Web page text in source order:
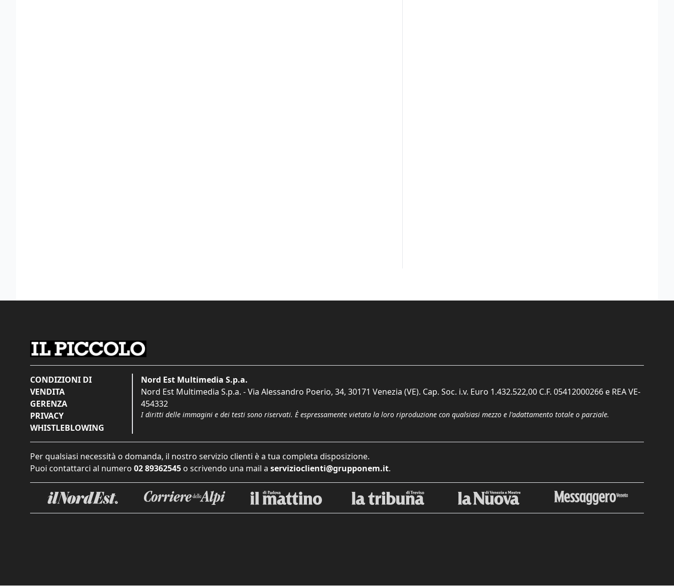
CONDIZIONI DI
VENDITA
GERENZA
PRIVACY
WHISTLEBLOWING
Nord Est Multimedia S.p.a.
Nord Est Multimedia S.p.a. - Via Alessandro Poerio, 34, 30171 Venezia (VE). Cap. Soc. i.v. Euro 1.432.522,00 C.F. 05412000266 e REA VE-
454332
I diritti delle immagini e dei testi sono riservati. È espressamente vietata la loro riproduzione con qualsiasi mezzo e l'adattamento totale o parziale.
Per qualsiasi necessità o domanda, il nostro servizio clienti è a tua completa disposizione.
Puoi contattarci al numero 02 89362545 o scrivendo una mail a servizioclienti@grupponem.it.